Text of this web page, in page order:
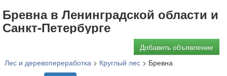
Бревна в Ленинградской области и
Санкт-Петербурге
Добавить объявление
Лес и деревопереработка > Круглый лес > Бревна